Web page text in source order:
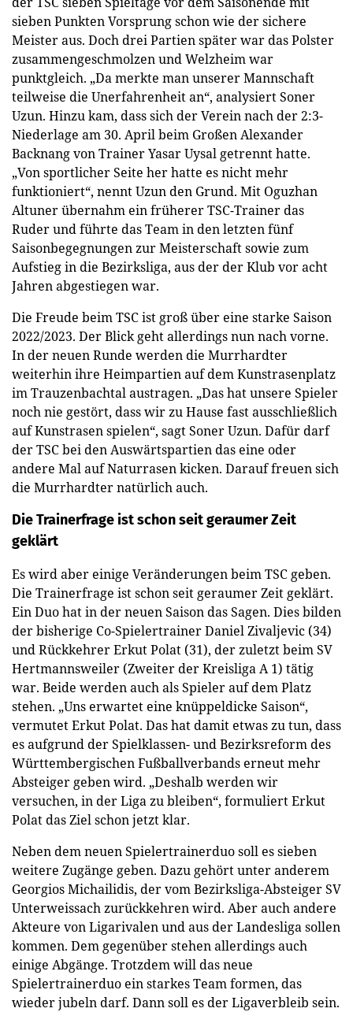
sieben Punkten Vorsprung schon wie der sichere
Meister aus. Doch drei Partien später war das Polster
zusammengeschmolzen und Welzheim war
punktgleich. „Da merkte man unserer Mannschaft
teilweise die Unerfahrenheit an“, analysiert Soner
Uzun. Hinzu kam, dass sich der Verein nach der 2:3-
Niederlage am 30. April beim Großen Alexander
Backnang von Trainer Yasar Uysal getrennt hatte.
„Von sportlicher Seite her hatte es nicht mehr
funktioniert“, nennt Uzun den Grund. Mit Oguzhan
Altuner übernahm ein früherer TSC-Trainer das
Ruder und führte das Team in den letzten fünf
Saisonbegegnungen zur Meisterschaft sowie zum
Aufstieg in die Bezirksliga, aus der der Klub vor acht
Jahren abgestiegen war.
Die Freude beim TSC ist groß über eine starke Saison
2022/2023. Der Blick geht allerdings nun nach vorne.
In der neuen Runde werden die Murrhardter
weiterhin ihre Heimpartien auf dem Kunstrasenplatz
im Trauzenbachtal austragen. „Das hat unsere Spieler
noch nie gestört, dass wir zu Hause fast ausschließlich
auf Kunstrasen spielen“, sagt Soner Uzun. Dafür darf
der TSC bei den Auswärtspartien das eine oder
andere Mal auf Naturrasen kicken. Darauf freuen sich
die Murrhardter natürlich auch.
Die Trainerfrage ist schon seit geraumer Zeit
geklärt
Es wird aber einige Veränderungen beim TSC geben.
Die Trainerfrage ist schon seit geraumer Zeit geklärt.
Ein Duo hat in der neuen Saison das Sagen. Dies bilden
der bisherige Co-Spielertrainer Daniel Zivaljevic (34)
und Rückkehrer Erkut Polat (31), der zuletzt beim SV
Hertmannsweiler (Zweiter der Kreisliga A 1) tätig
war. Beide werden auch als Spieler auf dem Platz
stehen. „Uns erwartet eine knüppeldicke Saison“,
vermutet Erkut Polat. Das hat damit etwas zu tun, dass
es aufgrund der Spielklassen- und Bezirksreform des
Württembergischen Fußballverbands erneut mehr
Absteiger geben wird. „Deshalb werden wir
versuchen, in der Liga zu bleiben“, formuliert Erkut
Polat das Ziel schon jetzt klar.
Neben dem neuen Spielertrainerduo soll es sieben
weitere Zugänge geben. Dazu gehört unter anderem
Georgios Michailidis, der vom Bezirksliga-Absteiger SV
Unterweissach zurückkehren wird. Aber auch andere
Akteure von Ligarivalen und aus der Landesliga sollen
kommen. Dem gegenüber stehen allerdings auch
einige Abgänge. Trotzdem will das neue
Spielertrainerduo ein starkes Team formen, das
wieder jubeln darf. Dann soll es der Ligaverbleib sein.